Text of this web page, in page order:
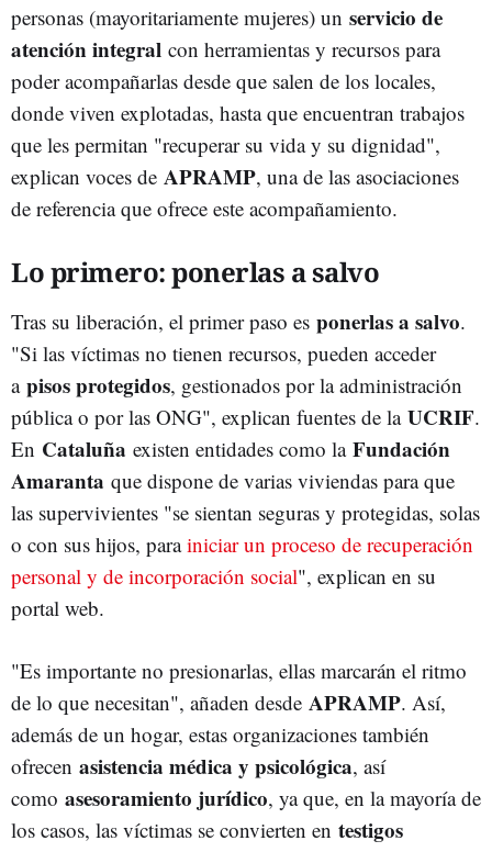
personas (mayoritariamente mujeres) un servicio de
atención integral con herramientas y recursos para
poder acompañarlas desde que salen de los locales,
donde viven explotadas, hasta que encuentran trabajos
que les permitan "recuperar su vida y su dignidad",
explican voces de APRAMP, una de las asociaciones
de referencia que ofrece este acompañamiento.
Lo primero: ponerlas a salvo
Tras su liberación, el primer paso es ponerlas a salvo.
"Si las víctimas no tienen recursos, pueden acceder
a pisos protegidos, gestionados por la administración
pública o por las ONG", explican fuentes de la UCRIF.
En Cataluña existen entidades como la Fundación
Amaranta que dispone de varias viviendas para que
las supervivientes "se sientan seguras y protegidas, solas
o con sus hijos, parainiciar un proceso de recuperación
personal y de incorporación social", explican en su
portal web.
"Es importante no presionarlas, ellas marcarán el ritmo
de lo que necesitan", añaden desde APRAMP. Así,
además de un hogar, estas organizaciones también
ofrecen asistencia médica y psicológica, así
como asesoramiento jurídico, ya que, en la mayoría de
los casos, las víctimas se convierten en testigos